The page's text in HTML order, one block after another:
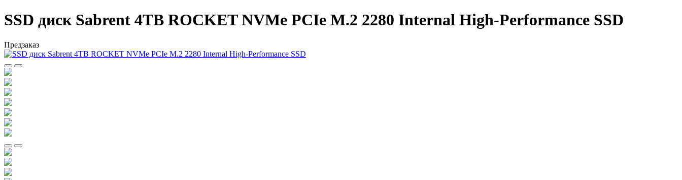
SSD диск Sabrent 4TB ROCKET NVMe PCIe M.2 2280 Internal High-Performance SSD
Предзаказ